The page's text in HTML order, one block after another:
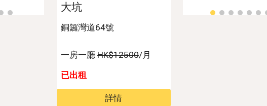
大坑
銅鑼灣道64號
一房一廳 HK$12500/月
已出租
詳情